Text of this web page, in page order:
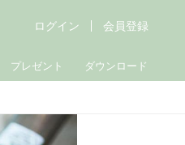
プレゼント ダウンロード
ログイン 会員登録